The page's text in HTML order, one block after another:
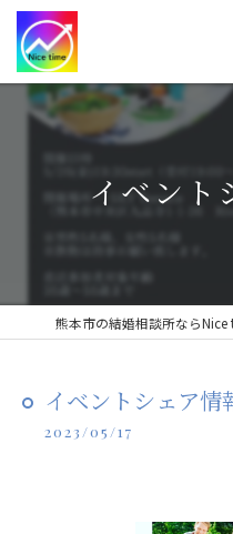
イベン
イベントシェア
2023/05/17